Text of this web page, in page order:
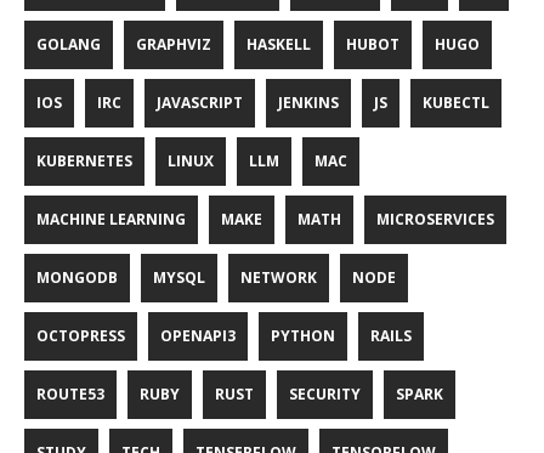
GOLANG GRAPHVIZ HASKELL HUBOT HUGO
IOS IRC JAVASCRIPT JENKINS JS KUBECTL
KUBERNETES LINUX LLM MAC
MACHINE LEARNING MAKE MATH MICROSERVICES
MONGODB MYSQL NETWORK NODE
OCTOPRESS OPENAPI3 PYTHON RAILS
ROUTE53 RUBY RUST SECURITY SPARK